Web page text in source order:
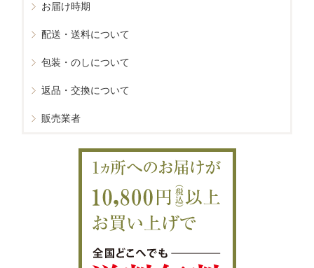
お届け時期
配送・送料について
包装・のしについて
返品・交換について
販売業者